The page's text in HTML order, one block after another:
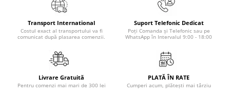
Transport International
Costul exact al transportului va fi
comunicat după plasarea comenzii.
Suport Telefonic Dedicat
Poți Comanda și Telefonic sau pe
WhatsApp în Intervalul 9:00 - 18:00
Livrare Gratuită
Pentru comenzi mai mari de 300 lei
PLATĂ ÎN RATE
Cumperi acum, plătești mai târziu